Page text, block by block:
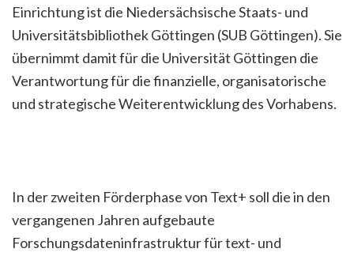
Einrichtung ist die Niedersächsische Staats- und
Universitätsbibliothek Göttingen (SUB Göttingen). Sie
übernimmt damit für die Universität Göttingen die
Verantwortung für die finanzielle, organisatorische
und strategische Weiterentwicklung des Vorhabens.
In der zweiten Förderphase von Text+ soll die in den
vergangenen Jahren aufgebaute
Forschungsdateninfrastruktur für text- und